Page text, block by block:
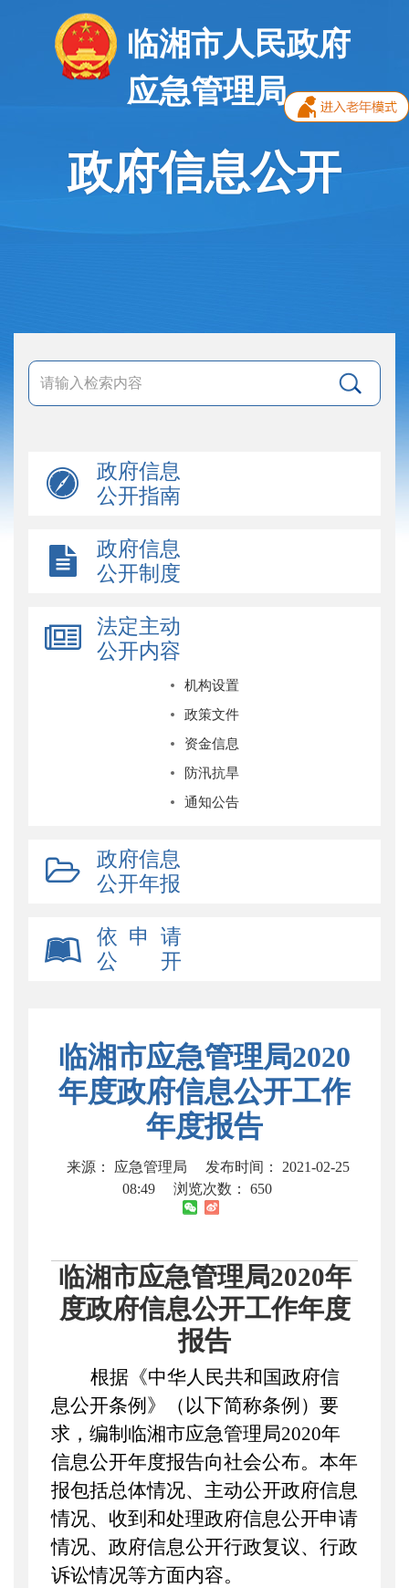
临湘市人民政府
应急管理局
政府信息公开
政府信息
公开指南
政府信息
公开制度
法定主动
公开内容
机构设置
政策文件
资金信息
防汛抗旱
通知公告
政府信息
公开年报
依 申 请
公 开
临湘市应急管理局2020
年度政府信息公开工作
年度报告
来源： 应急管理局
发布时间： 2021-02-25
08:49
浏览次数： 650
临湘市应急管理局2020年
度政府信息公开工作年度
报告
根据《中华人民共和国政府信
息公开条例》（以下简称条例）要
求，编制 临湘市应急管理局2020年
信息公开年度报告向社会公布。本年
报包括总体情况、主动公开政府信息
情况、收到和处理政府信息公开申请
情况、政府信息公开行政复议、行政
诉讼情况等方面内容。